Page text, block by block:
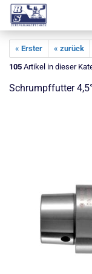
« Erster « zurück
105 Artikel in dieser
Schrumpffutter